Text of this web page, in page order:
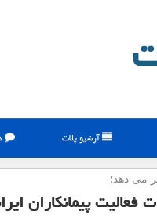
آرشیو پلات
می دهد؛
پیمانكاران ایرانی